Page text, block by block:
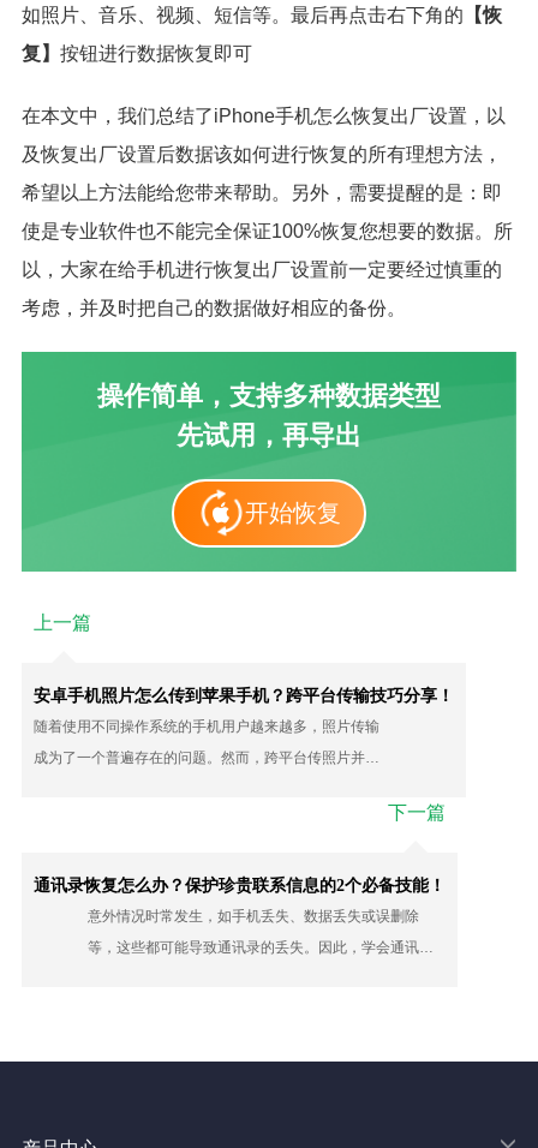
如照片、音乐、视频、短信等。最后再点击右下角的 【恢
复】 按钮进行数据恢复即可
在本文中，我们总结了iPhone手机怎么恢复出厂设置，以
及恢复出厂设置后数据该如何进行恢复的所有理想方法，
希望以上方法能给您带来帮助。另外，需要提醒的是：即
使是专业软件也不能完全保证100%恢复您想要的数据。所
以，大家在给手机进行恢复出厂设置前一定要经过慎重的
考虑，并及时把自己的数据做好相应的备份。
操作简单，支持多种数据类型
先试用，再导出
开始恢复
上一篇
安卓手机照片怎么传到苹果手机？跨平台传输技巧分享！
随着使用不同操作系统的手机用户越来越多，照片传输
成为了一个普遍存在的问题。然而，跨平台传照片并不
下一篇
通讯录恢复怎么办？保护珍贵联系信息的2个必备技能！
意外情况时常发生，如手机丢失、数据丢失或误删除
等，这些都可能导致通讯录的丢失。因此，学会通讯录